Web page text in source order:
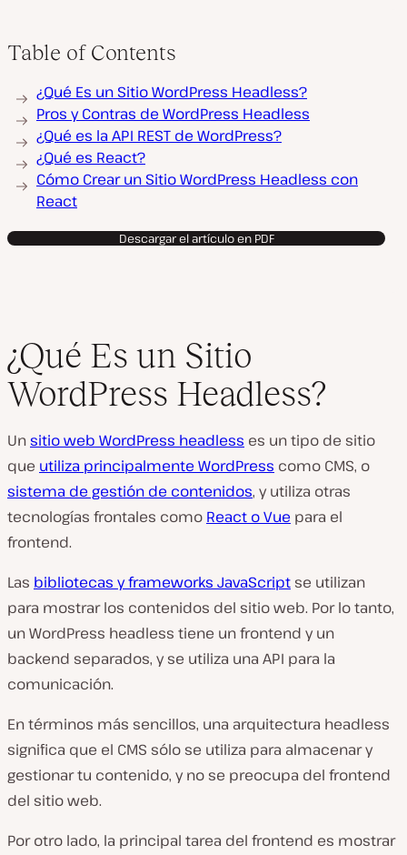
Table of Contents
¿Qué Es un Sitio WordPress Headless?
Pros y Contras de WordPress Headless
¿Qué es la API REST de WordPress?
¿Qué es React?
Cómo Crear un Sitio WordPress Headless con
React
Descargar el artículo en PDF
¿Qué Es un Sitio
WordPress Headless?
Unsitio web WordPress headless es un tipo de sitio
que utiliza principalmente WordPress como CMS, o
sistema de gestión de contenidos, y utiliza otras
tecnologías frontales como React o Vue para el
frontend.
Las bibliotecas y frameworks JavaScript se utilizan
para mostrar los contenidos del sitio web. Por lo tanto,
un WordPress headless tiene un frontend y un
backend separados, y se utiliza una API para la
comunicación.
En términos más sencillos, una arquitectura headless
significa que el CMS sólo se utiliza para almacenar y
gestionar tu contenido, y no se preocupa del frontend
del sitio web.
Por otro lado, la principal tarea del frontend es mostrar